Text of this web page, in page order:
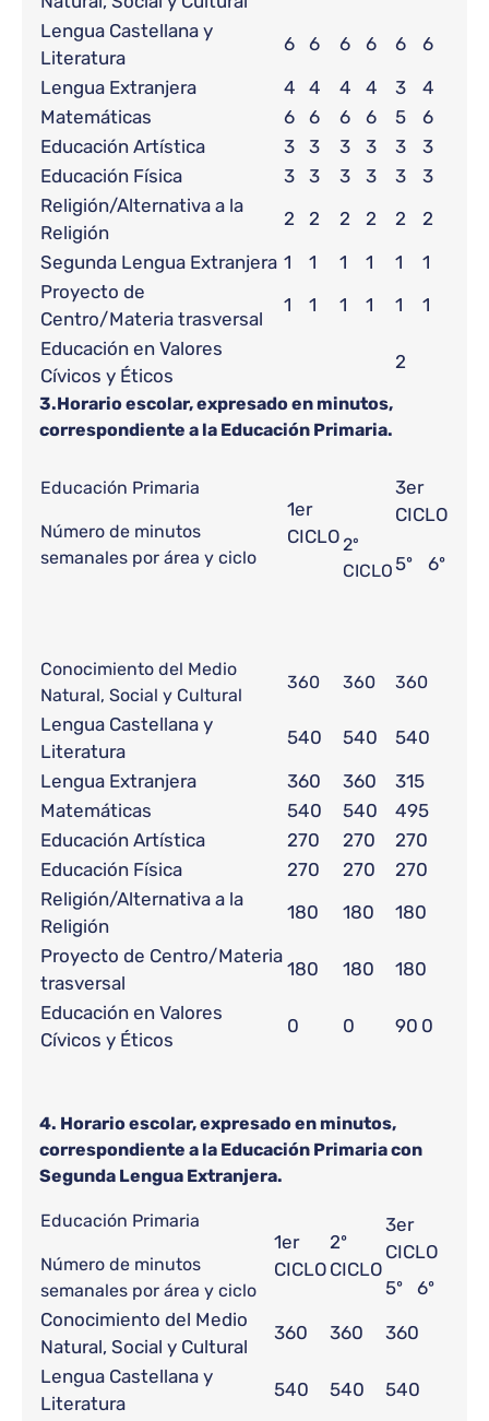
Lengua Castellana y
Literatura
6 6 6 6 6
6
Lengua Extranjera
4 4 4 4 3
4
Matemáticas
6 6 6 6 5
6
Educación Artística
3 3 3 3 3
3
Educación Física
3 3 3 3 3
3
Religión/Alternativa a la
Religión
2 2 2 2 2
2
Segunda Lengua Extranjera 1 1 1 1 1
1
Proyecto de
Centro/Materia trasversal
1 1 1 1 1
1
Educación en Valores
Cívicos y Éticos
2
3.Horario escolar, expresado en minutos,
correspondiente a la Educación Primaria.
Educación Primaria
Número de minutos
semanales por área y ciclo
1er
CICLO2º
CICLO
3er
CICLO
5º 6º
Conocimiento del Medio
Natural, Social y Cultural
360 360 360
Lengua Castellana y
Literatura
540 540
540
Lengua Extranjera
360 360
315
Matemáticas
540 540
495
Educación Artística
270 270
270
Educación Física
270 270
270
Religión/Alternativa a la
Religión
180 180
180
Proyecto de Centro/Materia
trasversal
180 180
180
Educación en Valores
Cívicos y Éticos
0 0 90 0
4. Horario escolar, expresado en minutos,
correspondiente a la Educación Primaria con
Segunda Lengua Extranjera.
Educación Primaria
Número de minutos
semanales por área y ciclo
1er
CICLO
2º
CICLO
3er
CICLO
5º
6º
Conocimiento del Medio
Natural, Social y Cultural
360 360
360
Lengua Castellana y
Literatura
540 540
540